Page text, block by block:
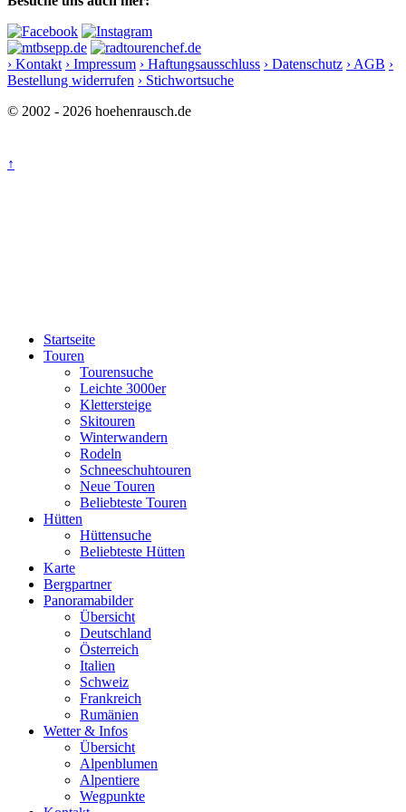
› Kontakt › Impressum › Haftungsausschluss › Datenschutz › AGB ›
Bestellung widerrufen › Stichwortsuche
© 2002 - 2026 hoehenrausch.de
↑
Startseite
Touren
Tourensuche
Leichte 3000er
Klettersteige
Skitouren
Winterwandern
Rodeln
Schneeschuhtouren
Neue Touren
Beliebteste Touren
Hütten
Hüttensuche
Beliebteste Hütten
Karte
Bergpartner
Panoramabilder
Übersicht
Deutschland
Österreich
Italien
Schweiz
Frankreich
Rumänien
Wetter & Infos
Übersicht
Alpenblumen
Alpentiere
Wegpunkte